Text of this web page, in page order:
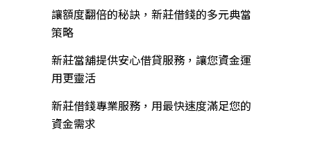
讓額度翻倍的秘訣，新莊借錢的多元典當
策略
新莊當舖提供安心借貸服務，讓您資金運
用更靈活
新莊借錢專業服務，用最快速度滿足您的
資金需求